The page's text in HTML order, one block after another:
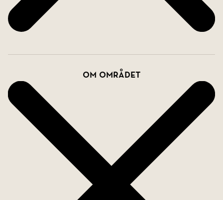
Om området